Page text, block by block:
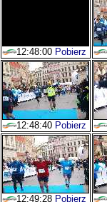
12:48:00 Pobierz
12:48:40 Pobierz
12:49:28 Pobierz